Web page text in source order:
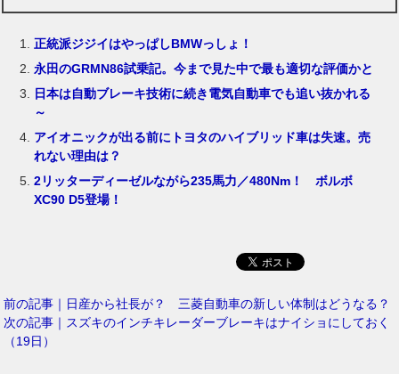
正統派ジジイはやっぱしBMWっしょ！
永田のGRMN86試乗記。今まで見た中で最も適切な評価かと
日本は自動ブレーキ技術に続き電気自動車でも追い抜かれる
～
アイオニックが出る前にトヨタのハイブリッド車は失速。売
れない理由は？
2リッターディーゼルながら235馬力／480Nm！ ボルボ
XC90 D5登場！
前の記事｜日産から社長が？ 三菱自動車の新しい体制はどうなる？
次の記事｜スズキのインチキレーダーブレーキはナイショにしておく
（19日）